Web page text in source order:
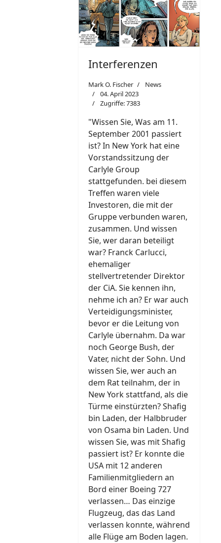
Interferenzen
Mark O. Fischer
News
04. April 2023
Zugriffe: 7383
"Wissen Sie, Was am 11.
September 2001 passiert
ist? In New York hat eine
Vorstandssitzung der
Carlyle Group
stattgefunden. bei diesem
Treffen waren viele
Investoren, die mit der
Gruppe verbunden waren,
zusammen. Und wissen
Sie, wer daran beteiligt
war? Franck Carlucci,
ehemaliger
stellvertretender Direktor
der CiA. Sie kennen ihn,
nehme ich an? Er war auch
Verteidigungsminister,
bevor er die Leitung von
Carlyle übernahm. Da war
noch George Bush, der
Vater, nicht der Sohn. Und
wissen Sie, wer auch an
dem Rat teilnahm, der in
New York stattfand, als die
Türme einstürzten? Shafig
bin Laden, der Halbbruder
von Osama bin Laden. Und
wissen Sie, was mit Shafig
passiert ist? Er konnte die
USA mit 12 anderen
Familienmitgliedern an
Bord einer Boeing 727
verlassen… Das einzige
Flugzeug, das das Land
verlassen konnte, während
alle Flüge am Boden lagen.